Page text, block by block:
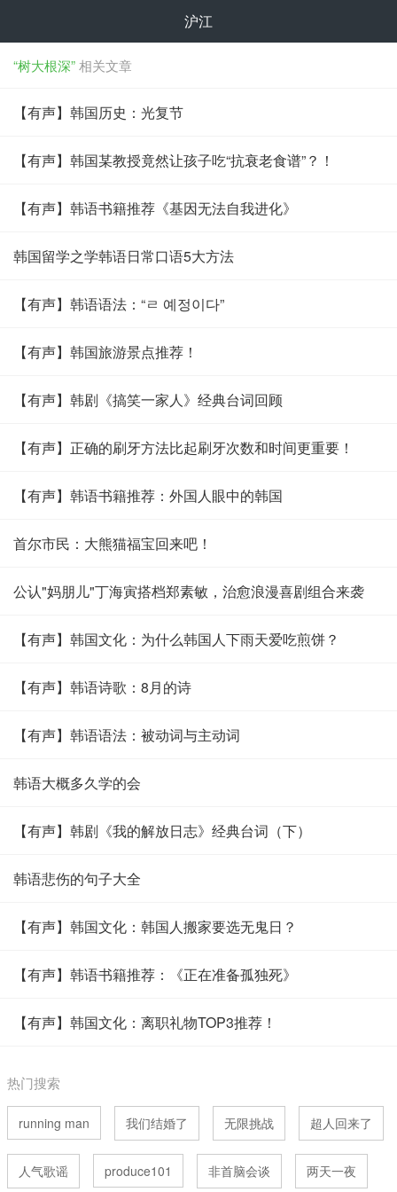
沪江
“树大根深”相关文章
【有声】韩国历史：光复节
【有声】韩国某教授竟然让孩子吃“抗衰老食谱”？！
【有声】韩语书籍推荐《基因无法自我进化》
韩国留学之学韩语日常口语5大方法
【有声】韩语语法：“ㄹ 예정이다”
【有声】韩国旅游景点推荐！
【有声】韩剧《搞笑一家人》经典台词回顾
【有声】正确的刷牙方法比起刷牙次数和时间更重要！
【有声】韩语书籍推荐：外国人眼中的韩国
首尔市民：大熊猫福宝回来吧！
公认"妈朋儿"丁海寅搭档郑素敏，治愈浪漫喜剧组合来袭
【有声】韩国文化：为什么韩国人下雨天爱吃煎饼？
【有声】韩语诗歌：8月的诗
【有声】韩语语法：被动词与主动词
韩语大概多久学的会
【有声】韩剧《我的解放日志》经典台词（下）
韩语悲伤的句子大全
【有声】韩国文化：韩国人搬家要选无鬼日？
【有声】韩语书籍推荐：《正在准备孤独死》
【有声】韩国文化：离职礼物TOP3推荐！
热门搜索
running man 我们结婚了 无限挑战 超人回来了
人气歌谣 produce101 非首脑会谈 两天一夜